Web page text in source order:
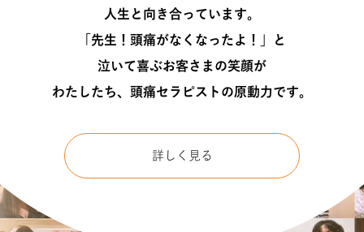
人生と向き合っています。
「先生！頭痛がなくなったよ！」と
泣いて喜ぶお客さまの笑顔が
わたしたち、頭痛セラピストの原動力です。
詳しく見る